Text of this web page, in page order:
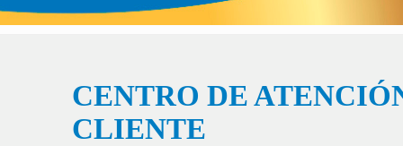
CENTRO DE
CLIENTE